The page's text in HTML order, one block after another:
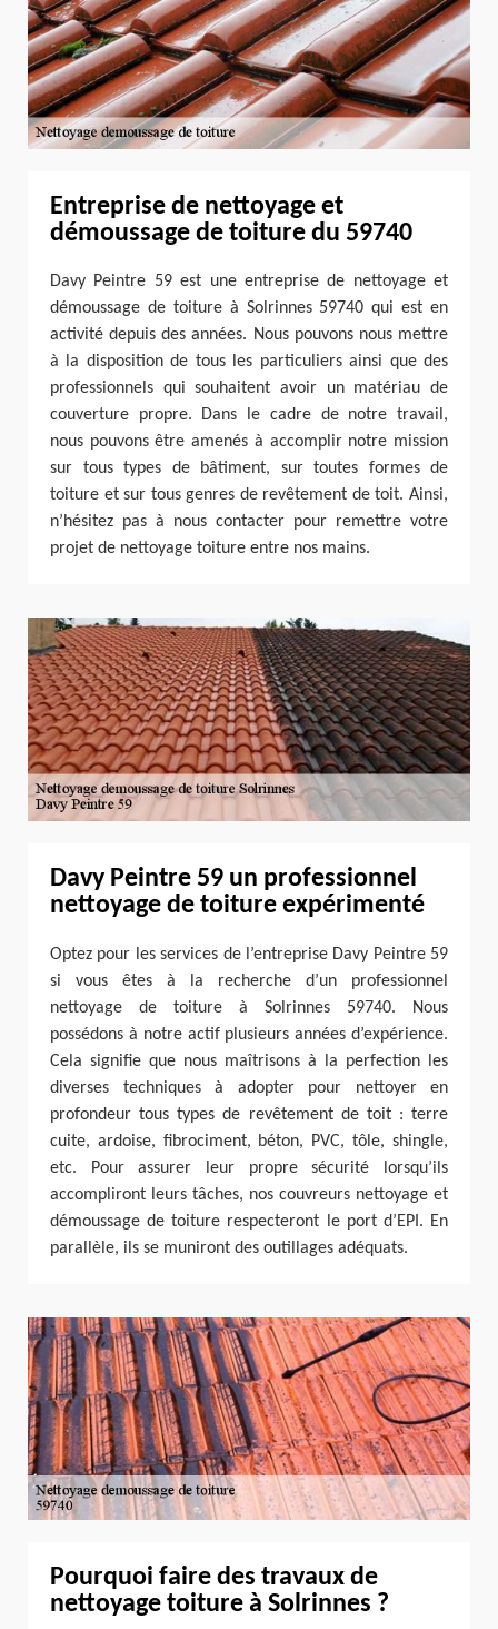
Entreprise de nettoyage et
démoussage de toiture du 59740
Davy Peintre 59 est une entreprise de nettoyage et
démoussage de toiture à Solrinnes 59740 qui est en
activité depuis des années. Nous pouvons nous mettre
à la disposition de tous les particuliers ainsi que des
professionnels qui souhaitent avoir un matériau de
couverture propre. Dans le cadre de notre travail,
nous pouvons être amenés à accomplir notre mission
sur tous types de bâtiment, sur toutes formes de
toiture et sur tous genres de revêtement de toit. Ainsi,
n’hésitez pas à nous contacter pour remettre votre
projet de nettoyage toiture entre nos mains.
Davy Peintre 59 un professionnel
nettoyage de toiture expérimenté
Optez pour les services de l’entreprise Davy Peintre 59
si vous êtes à la recherche d’un professionnel
nettoyage de toiture à Solrinnes 59740. Nous
possédons à notre actif plusieurs années d’expérience.
Cela signifie que nous maîtrisons à la perfection les
diverses techniques à adopter pour nettoyer en
profondeur tous types de revêtement de toit : terre
cuite, ardoise, fibrociment, béton, PVC, tôle, shingle,
etc. Pour assurer leur propre sécurité lorsqu’ils
accompliront leurs tâches, nos couvreurs nettoyage et
démoussage de toiture respecteront le port d’EPI. En
parallèle, ils se muniront des outillages adéquats.
Pourquoi faire des travaux de
nettoyage toiture à Solrinnes ?